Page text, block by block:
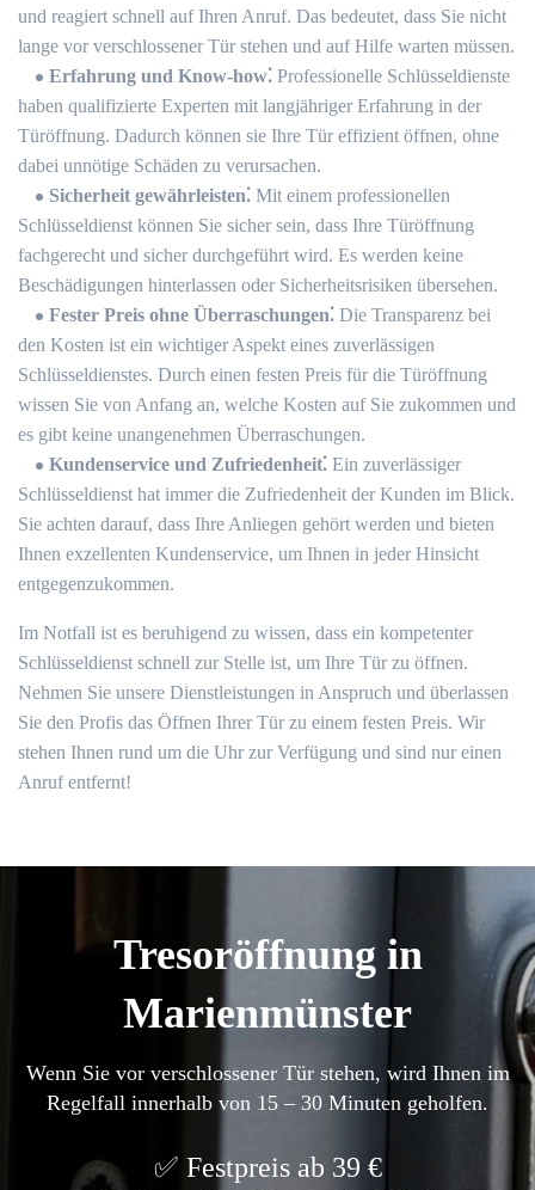
und reagiert schnell auf Ihren Anruf.​ Das bedeutet, dass Sie nicht
lange vor verschlossener Tür stehen und auf Hilfe warten müssen.​
Erfahrung und Know-how⁚ Professionelle Schlüsseldienste
haben qualifizierte Experten mit langjähriger Erfahrung in der
Türöffnung. Dadurch können sie Ihre Tür effizient öffnen, ohne
dabei unnötige Schäden zu verursachen.​
Sicherheit gewährleisten⁚ Mit einem professionellen
Schlüsseldienst können Sie sicher sein, dass Ihre Türöffnung
fachgerecht und sicher durchgeführt wird. Es werden keine
Beschädigungen hinterlassen oder Sicherheitsrisiken übersehen.
Fester Preis ohne Überraschungen⁚ Die Transparenz bei
den Kosten ist ein wichtiger Aspekt eines zuverlässigen
Schlüsseldienstes.​ Durch einen festen Preis für die Türöffnung
wissen Sie von Anfang an, welche Kosten auf Sie zukommen und
es gibt keine unangenehmen Überraschungen.​
Kundenservice und Zufriedenheit⁚ Ein zuverlässiger
Schlüsseldienst hat immer die Zufriedenheit der Kunden im Blick.​
Sie achten darauf, dass Ihre Anliegen gehört werden und bieten
Ihnen exzellenten Kundenservice, um Ihnen in jeder Hinsicht
entgegenzukommen.​
Im Notfall ist es beruhigend zu wissen, dass ein kompetenter
Schlüsseldienst schnell zur Stelle ist, um Ihre Tür zu öffnen.
Nehmen Sie unsere Dienstleistungen in Anspruch und überlassen
Sie den Profis das Öffnen Ihrer Tür zu einem festen Preis.​ Wir
stehen Ihnen rund um die Uhr zur Verfügung und sind nur einen
Anruf entfernt!​
Tresoröffnung in
Marienmünster
Wenn Sie vor verschlossener Tür stehen, wird Ihnen im
Regelfall innerhalb von 15 – 30 Minuten geholfen.
Festpreis ab 39 €